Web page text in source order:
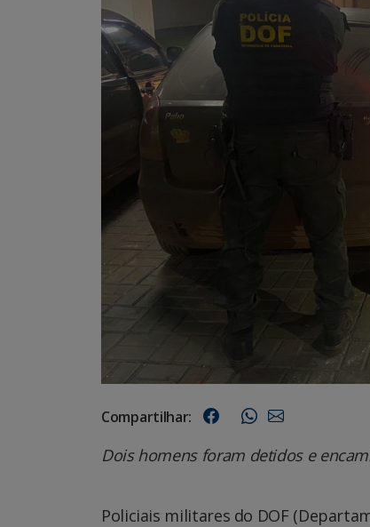
Compartilhar:
Dois homens foram detidos e
Policiais militares do DOF